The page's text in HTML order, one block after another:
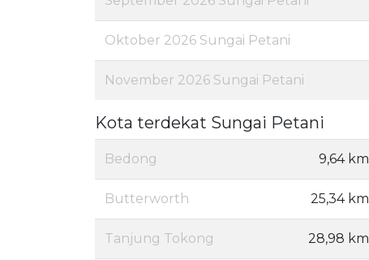
Oktober 2026 Sungai Petani
November 2026 Sungai Petani
Kota terdekat Sungai Petani
Bedong 9,64 km
Butterworth 25,34 km
Tanjung Tokong 28,98 km